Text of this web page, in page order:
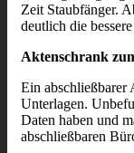
Zeit Staubfänger.
deutlich die
Aktenschrank
Ein abschließbarer
Unterlagen.
Daten haben und
abschließbaren